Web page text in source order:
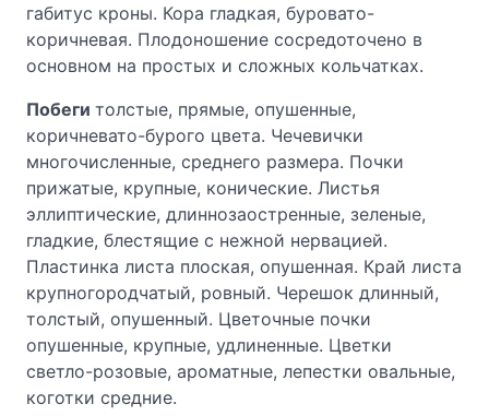
габитус кроны. Кора гладкая, буровато-
коричневая. Плодоношение сосредоточено в
основном на простых и сложных кольчатках.
Побеги толстые, прямые, опушенные,
коричневато-бурого цвета. Чечевички
многочисленные, среднего размера. Почки
прижатые, крупные, конические. Листья
эллиптические, длиннозаостренные, зеленые,
гладкие, блестящие с нежной нервацией.
Пластинка листа плоская, опушенная. Край листа
крупногородчатый, ровный. Черешок длинный,
толстый, опушенный. Цветочные почки
опушенные, крупные, удлиненные. Цветки
светло-розовые, ароматные, лепестки овальные,
коготки средние.